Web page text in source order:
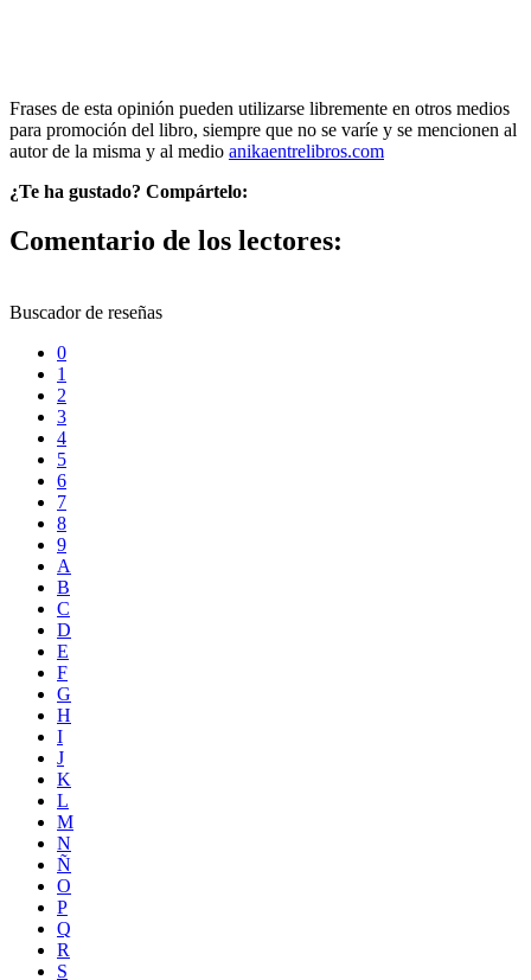
Frases de esta opinión pueden utilizarse libremente en otros medios
para promoción del libro, siempre que no se varíe y se mencionen al
autor de la misma y al medio anikaentrelibros.com
¿Te ha gustado? Compártelo:
Comentario de los lectores:
Buscador de reseñas
0
1
2
3
4
5
6
7
8
9
A
B
C
D
E
F
G
H
I
J
K
L
M
N
Ñ
O
P
Q
R
S